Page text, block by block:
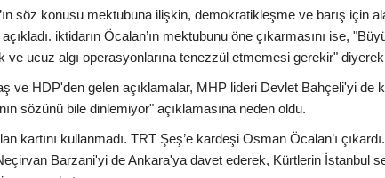
söz konusu mektubuna ilişkin, demokratikleşme ve barış için
açıkladı. iktidarın Öcalan’ın mektubunu öne çıkarmasını ise,
ve ucuz algı operasyonlarına tenezzül etmemesi gerekir"
ve HDP'den gelen açıklamalar, MHP lideri Devlet Bahçeli'yi de
sözünü bile dinlemiyor" açıklamasına neden oldu.
kartını kullanmadı. TRT Şeş’e kardeşi Osman Öcalan’ı
Barzani'yi de Ankara'ya davet ederek, Kürtlerin İstanbul